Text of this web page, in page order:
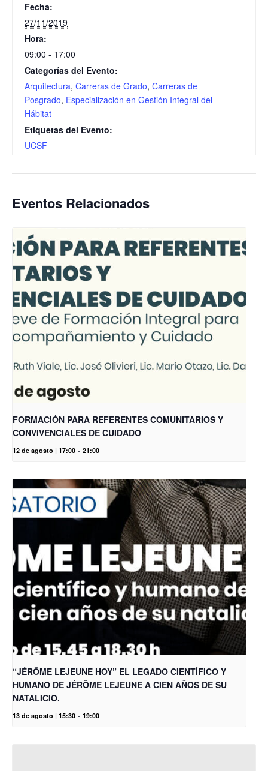
Fecha:
27/11/2019
Hora:
09:00 - 17:00
Categorías del Evento:
Arquitectura, Carreras de Grado, Carreras de
Posgrado, Especialización en Gestión Integral del
Hábitat
Etiquetas del Evento:
UCSF
Eventos Relacionados
FORMACIÓN PARA REFERENTES COMUNITARIOS Y
CONVIVENCIALES DE CUIDADO
12 de agosto | 17:00 - 21:00
“JÉRÔME LEJEUNE HOY” EL LEGADO CIENTÍFICO Y
HUMANO DE JÉRÔME LEJEUNE A CIEN AÑOS DE SU
NATALICIO.
13 de agosto | 15:30 - 19:00